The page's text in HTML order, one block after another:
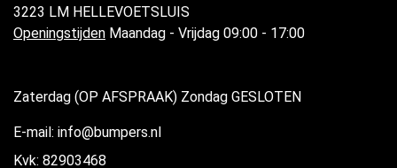
3223 LM HELLEVOETSLUIS
Openingstijden Maandag - Vrijdag 09:00 - 17:00
Zaterdag (OP AFSPRAAK) Zondag GESLOTEN
E-mail: info@bumpers.nl
Kvk: 82903468